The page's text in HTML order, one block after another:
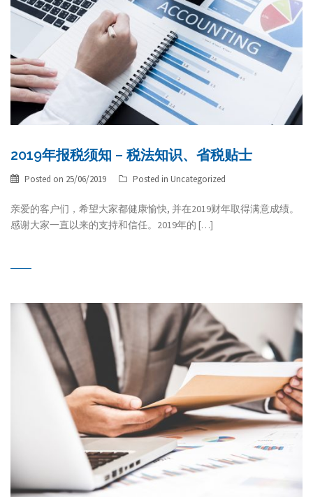
2019年报税须知 – 税法知识、省税贴士
Posted on 25/06/2019 Posted in Uncategorized
亲爱的客户们，希望大家都健康愉快, 并在2019财年取得满意成绩。
感谢大家一直以来的支持和信任。2019年的 […]